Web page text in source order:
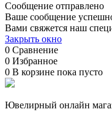
Сообщение отправлено
Ваше сообщение
Вами свяжется наш
Закрыть окно
0 Сравнение
0 Избранное
0 В корзине пока пусто
Ювелирный онлайн